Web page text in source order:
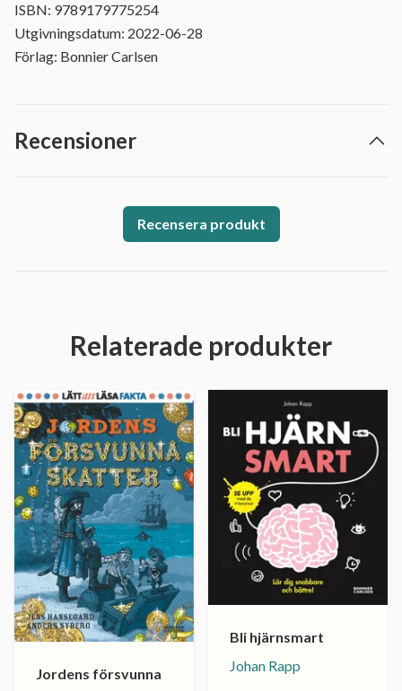
ISBN: 9789179775254
Utgivningsdatum: 2022-06-28
Förlag: Bonnier Carlsen
Recensioner
Recensera produkt
Relaterade produkter
Jordens försvunna
Bli hjärnsmart
Johan Rapp